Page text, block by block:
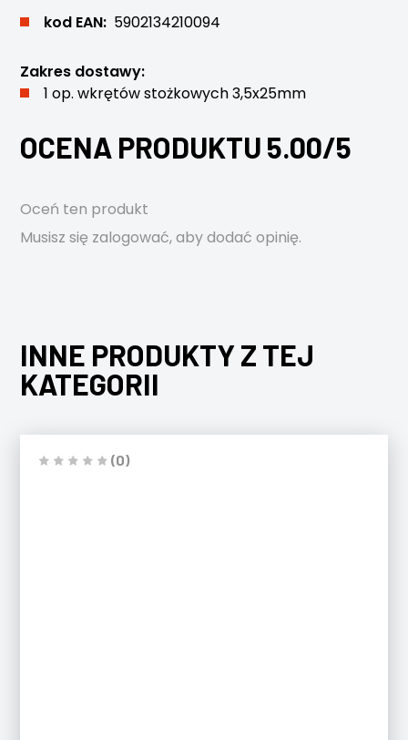
kod EAN: 5902134210094
Zakres dostawy:
1 op. wkrętów stożkowych 3,5x25mm
OCENA PRODUKTU 5.00/5
Oceń ten produkt
Musisz się zalogować, aby dodać opinię.
INNE PRODUKTY Z TEJ
KATEGORII
(0)